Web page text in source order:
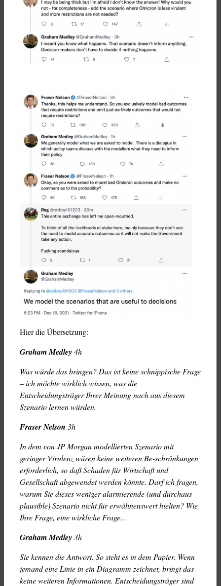
Hier die Übersetzung:
Graham Medley4h
Was würde das bringen? Das ist keine schnippische Frage
– ich möchte wirklich wissen, was die
Entscheidungsträger Ihrer Meinung nach aus diesem
Szenario lernen würden.
Fraser Nelson 3h
In dem von JP Morgan modellierten Szenario mit
geringer Virulenz wären keine weiteren Be-schränkungen
erforderlich, so daß Schaden für Wirtschaft und
Gesellschaft abgewendet werden könnte. Darf ich fragen,
warum Sie dieses weniger alarmierende (und durchaus
plausible) Szenario nicht für erwähnenswert hielten? Wie
Ihre Frage, eine wirkliche Frage...
Graham Medley3h
Sie kennen die Antwort. So steht es in dem Papier. Wenn
jemand eine Linie in ein Diagramm zeichnet, bringt das
keine weiteren Informationen. Entscheidungsträger sind